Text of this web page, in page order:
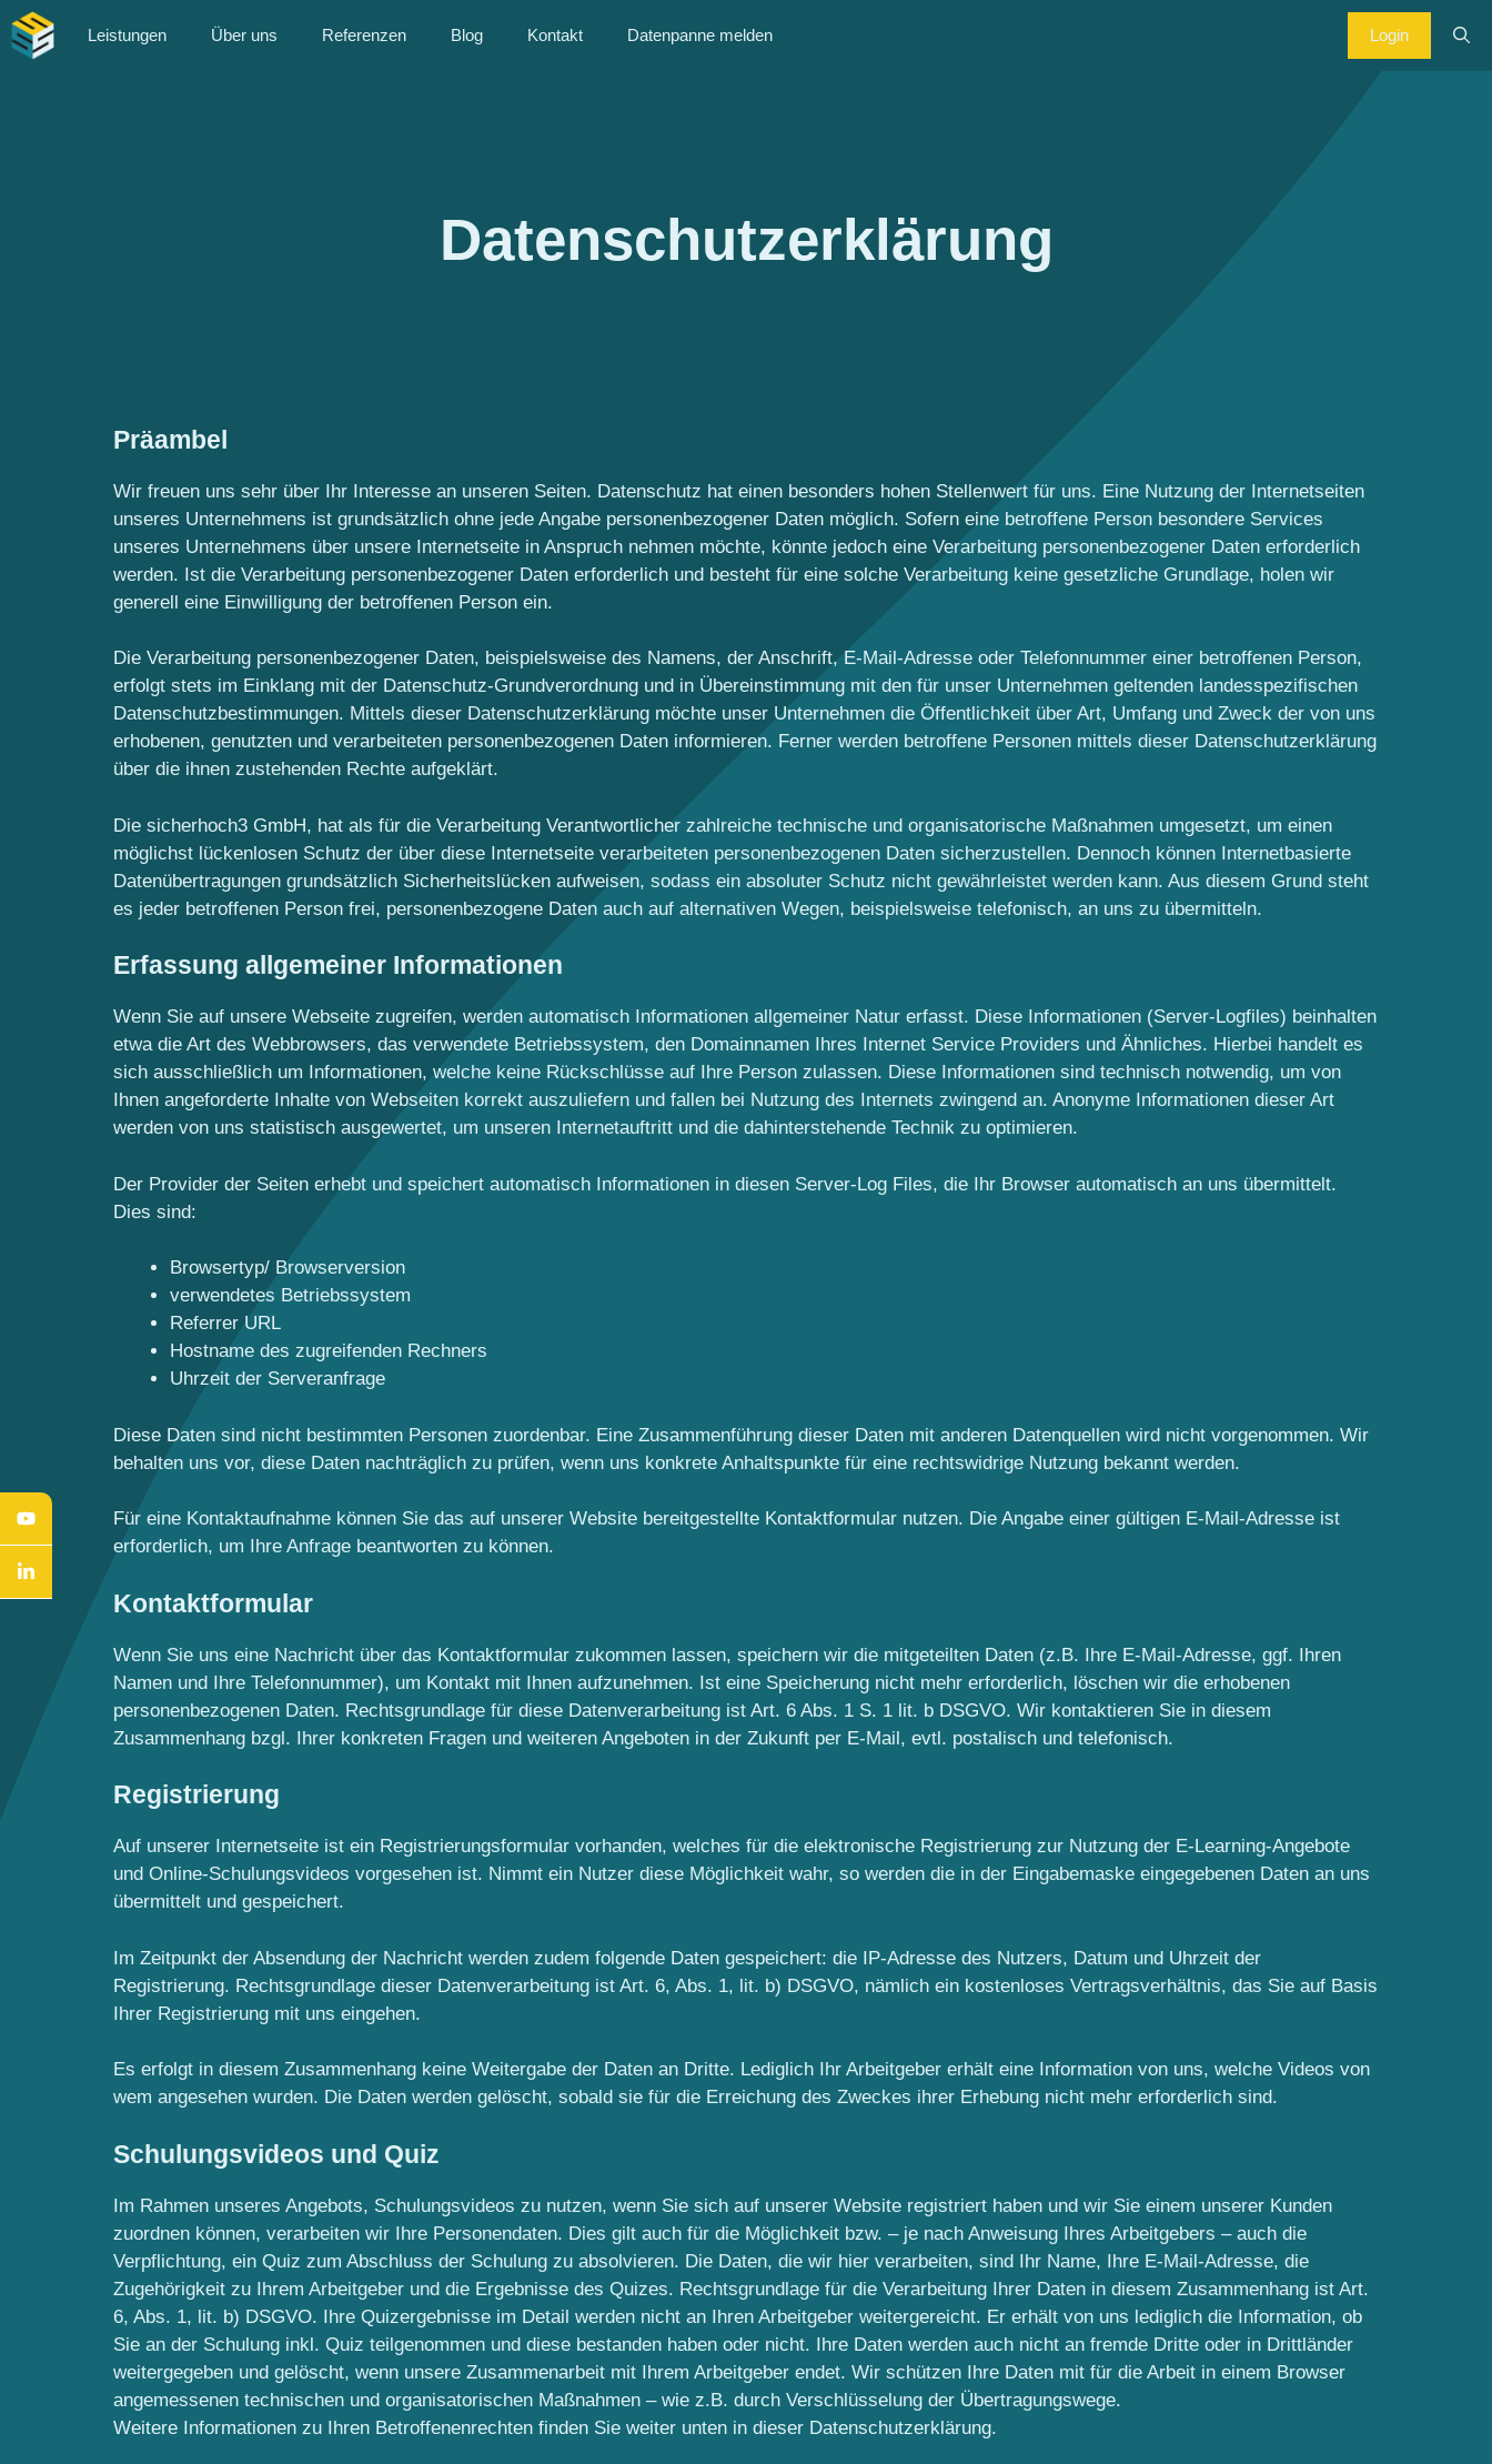
Zum
Inhalt
Leistungen Über uns Referenzen Blog Kontakt Datenpanne melden Login
Datenschutzerklärung
Präambel
Wir freuen uns sehr über Ihr Interesse an unseren Seiten. Datenschutz hat einen besonders hohen Stellenwert für uns. Eine Nutzung der Internetseiten
unseres Unternehmens ist grundsätzlich ohne jede Angabe personenbezogener Daten möglich. Sofern eine betroffene Person besondere Services
unseres Unternehmens über unsere Internetseite in Anspruch nehmen möchte, könnte jedoch eine Verarbeitung personenbezogener Daten erforderlich
werden. Ist die Verarbeitung personenbezogener Daten erforderlich und besteht für eine solche Verarbeitung keine gesetzliche Grundlage, holen wir
generell eine Einwilligung der betroffenen Person ein.
Die Verarbeitung personenbezogener Daten, beispielsweise des Namens, der Anschrift, E-Mail-Adresse oder Telefonnummer einer betroffenen Person,
erfolgt stets im Einklang mit der Datenschutz-Grundverordnung und in Übereinstimmung mit den für unser Unternehmen geltenden landesspezifischen
Datenschutzbestimmungen. Mittels dieser Datenschutzerklärung möchte unser Unternehmen die Öffentlichkeit über Art, Umfang und Zweck der von uns
erhobenen, genutzten und verarbeiteten personenbezogenen Daten informieren. Ferner werden betroffene Personen mittels dieser Datenschutzerklärung
über die ihnen zustehenden Rechte aufgeklärt.
Die sicherhoch3 GmbH, hat als für die Verarbeitung Verantwortlicher zahlreiche technische und organisatorische Maßnahmen umgesetzt, um einen
möglichst lückenlosen Schutz der über diese Internetseite verarbeiteten personenbezogenen Daten sicherzustellen. Dennoch können Internetbasierte
Datenübertragungen grundsätzlich Sicherheitslücken aufweisen, sodass ein absoluter Schutz nicht gewährleistet werden kann. Aus diesem Grund steht
es jeder betroffenen Person frei, personenbezogene Daten auch auf alternativen Wegen, beispielsweise telefonisch, an uns zu übermitteln.
Erfassung allgemeiner Informationen
Wenn Sie auf unsere Webseite zugreifen, werden automatisch Informationen allgemeiner Natur erfasst. Diese Informationen (Server-Logfiles) beinhalten
etwa die Art des Webbrowsers, das verwendete Betriebssystem, den Domainnamen Ihres Internet Service Providers und Ähnliches. Hierbei handelt es
sich ausschließlich um Informationen, welche keine Rückschlüsse auf Ihre Person zulassen. Diese Informationen sind technisch notwendig, um von
Ihnen angeforderte Inhalte von Webseiten korrekt auszuliefern und fallen bei Nutzung des Internets zwingend an. Anonyme Informationen dieser Art
werden von uns statistisch ausgewertet, um unseren Internetauftritt und die dahinterstehende Technik zu optimieren.
Der Provider der Seiten erhebt und speichert automatisch Informationen in diesen Server-Log Files, die Ihr Browser automatisch an uns übermittelt.
Dies sind:
Browsertyp/ Browserversion
verwendetes Betriebssystem
Referrer URL
Hostname des zugreifenden Rechners
Uhrzeit der Serveranfrage
Diese Daten sind nicht bestimmten Personen zuordenbar. Eine Zusammenführung dieser Daten mit anderen Datenquellen wird nicht vorgenommen. Wir
behalten uns vor, diese Daten nachträglich zu prüfen, wenn uns konkrete Anhaltspunkte für eine rechtswidrige Nutzung bekannt werden.
Für eine Kontaktaufnahme können Sie das auf unserer Website bereitgestellte Kontaktformular nutzen. Die Angabe einer gültigen E-Mail-Adresse ist
erforderlich, um Ihre Anfrage beantworten zu können.
Kontaktformular
Wenn Sie uns eine Nachricht über das Kontaktformular zukommen lassen, speichern wir die mitgeteilten Daten (z.B. Ihre E-Mail-Adresse, ggf. Ihren
Namen und Ihre Telefonnummer), um Kontakt mit Ihnen aufzunehmen. Ist eine Speicherung nicht mehr erforderlich, löschen wir die erhobenen
personenbezogenen Daten. Rechtsgrundlage für diese Datenverarbeitung ist Art. 6 Abs. 1 S. 1 lit. b DSGVO. Wir kontaktieren Sie in diesem
Zusammenhang bzgl. Ihrer konkreten Fragen und weiteren Angeboten in der Zukunft per E-Mail, evtl. postalisch und telefonisch.
Registrierung
Auf unserer Internetseite ist ein Registrierungsformular vorhanden, welches für die elektronische Registrierung zur Nutzung der E-Learning-Angebote
und Online-Schulungsvideos vorgesehen ist. Nimmt ein Nutzer diese Möglichkeit wahr, so werden die in der Eingabemaske eingegebenen Daten an uns
übermittelt und gespeichert.
Im Zeitpunkt der Absendung der Nachricht werden zudem folgende Daten gespeichert: die IP-Adresse des Nutzers, Datum und Uhrzeit der
Registrierung. Rechtsgrundlage dieser Datenverarbeitung ist Art. 6, Abs. 1, lit. b) DSGVO, nämlich ein kostenloses Vertragsverhältnis, das Sie auf Basis
Ihrer Registrierung mit uns eingehen.
Es erfolgt in diesem Zusammenhang keine Weitergabe der Daten an Dritte. Lediglich Ihr Arbeitgeber erhält eine Information von uns, welche Videos von
wem angesehen wurden. Die Daten werden gelöscht, sobald sie für die Erreichung des Zweckes ihrer Erhebung nicht mehr erforderlich sind.
Schulungsvideos und Quiz
Im Rahmen unseres Angebots, Schulungsvideos zu nutzen, wenn Sie sich auf unserer Website registriert haben und wir Sie einem unserer Kunden
zuordnen können, verarbeiten wir Ihre Personendaten. Dies gilt auch für die Möglichkeit bzw. – je nach Anweisung Ihres Arbeitgebers – auch die
Verpflichtung, ein Quiz zum Abschluss der Schulung zu absolvieren. Die Daten, die wir hier verarbeiten, sind Ihr Name, Ihre E-Mail-Adresse, die
Zugehörigkeit zu Ihrem Arbeitgeber und die Ergebnisse des Quizes. Rechtsgrundlage für die Verarbeitung Ihrer Daten in diesem Zusammenhang ist Art.
6, Abs. 1, lit. b) DSGVO. Ihre Quizergebnisse im Detail werden nicht an Ihren Arbeitgeber weitergereicht. Er erhält von uns lediglich die Information, ob
Sie an der Schulung inkl. Quiz teilgenommen und diese bestanden haben oder nicht. Ihre Daten werden auch nicht an fremde Dritte oder in Drittländer
weitergegeben und gelöscht, wenn unsere Zusammenarbeit mit Ihrem Arbeitgeber endet. Wir schützen Ihre Daten mit für die Arbeit in einem Browser
angemessenen technischen und organisatorischen Maßnahmen – wie z.B. durch Verschlüsselung der Übertragungswege.
Weitere Informationen zu Ihren Betroffenenrechten finden Sie weiter unten in dieser Datenschutzerklärung.